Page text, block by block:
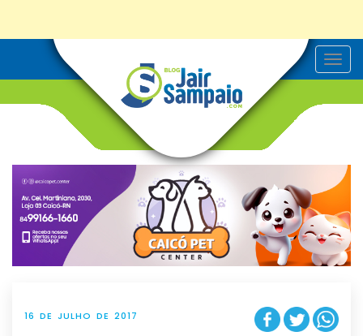
T
o
v
g
t
i
o
n
16 DE JULHO DE 2017